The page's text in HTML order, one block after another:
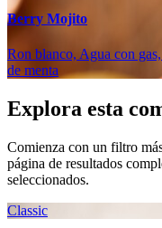
Berry Mojito
Ron blanco, Agua con
de menta
Explora esta
Comienza con un filtro
página de resultados
seleccionados.
Classic